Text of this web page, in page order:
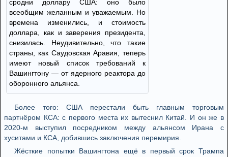
сродни доллару США: оно было
всеобщим желанным и уважаемым. Но
времена изменились, и стоимость
доллара, как и заверения президента,
снизилась. Неудивительно, что такие
страны, как Саудовская Аравия, теперь
имеют новый список требований к
Вашингтону — от ядерного реактора до
оборонного альянса.
Более того: США перестали быть главным торговым
партнёром КСА: с первого места их вытеснил Китай. И он же в
2020-м выступил посредником между альянсом Ирана с
хуситами и КСА, добившись заключения перемирия.
Жёсткие попытки Вашингтона ещё в первый срок Трампа